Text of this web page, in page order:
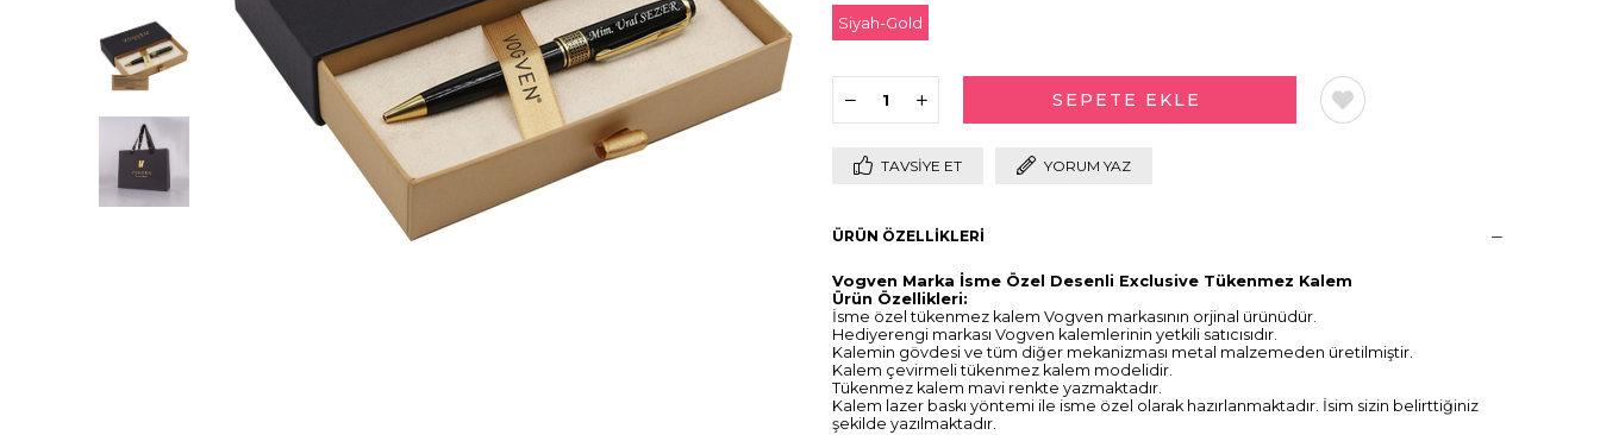
Siyah-Gold
TAVSIYE ET YORUM YAZ
ÜRÜN ÖZELLIKLERI
Vogven Marka İsme Özel Desenli Exclusive Tükenmez Kalem
Ürün Özellikleri:
İsme özel tükenmez kalem Vogven markasının orjinal ürünüdür.
Hediyerengi markası Vogven kalemlerinin yetkili satıcısıdır.
Kalemin gövdesi ve tüm diğer mekanizması metal malzemeden üretilmiştir.
Kalem çevirmeli tükenmez kalem modelidir.
Tükenmez kalem mavi renkte yazmaktadır.
Kalem lazer baskı yöntemi ile isme özel olarak hazırlanmaktadır. İsim sizin belirttiğiniz
şekilde yazılmaktadır.